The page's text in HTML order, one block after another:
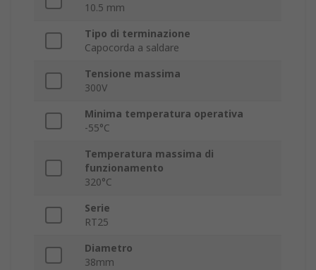
10.5 mm
Tipo di terminazione
Capocorda a saldare
Tensione massima
300V
Minima temperatura operativa
-55°C
Temperatura massima di
funzionamento
320°C
Serie
RT25
Diametro
38mm